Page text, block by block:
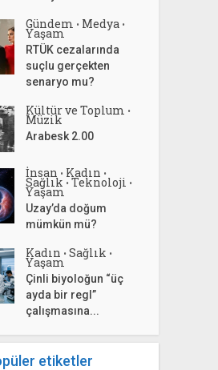
Gündem • Medya •
Yaşam
RTÜK cezalarında
suçlu gerçekten
senaryo mu?
Kültür ve Toplum •
Müzik
Arabesk 2.00
İnsan • Kadın •
Sağlık • Teknoloji •
Yaşam
Uzay’da doğum
mümkün mü?
Kadın • Sağlık •
Yaşam
Çinli biyoloğun “üç
ayda bir regl”
çalışmasına...
etiketler